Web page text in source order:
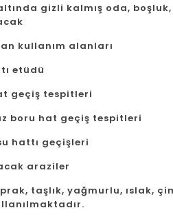
gizli kalmış oda,
kullanım alanları
etüdü
geçiş tespitleri
boru hat geçiş tespitleri
hattı geçişleri
araziler
taşlık, yağmurlu, ıslak,